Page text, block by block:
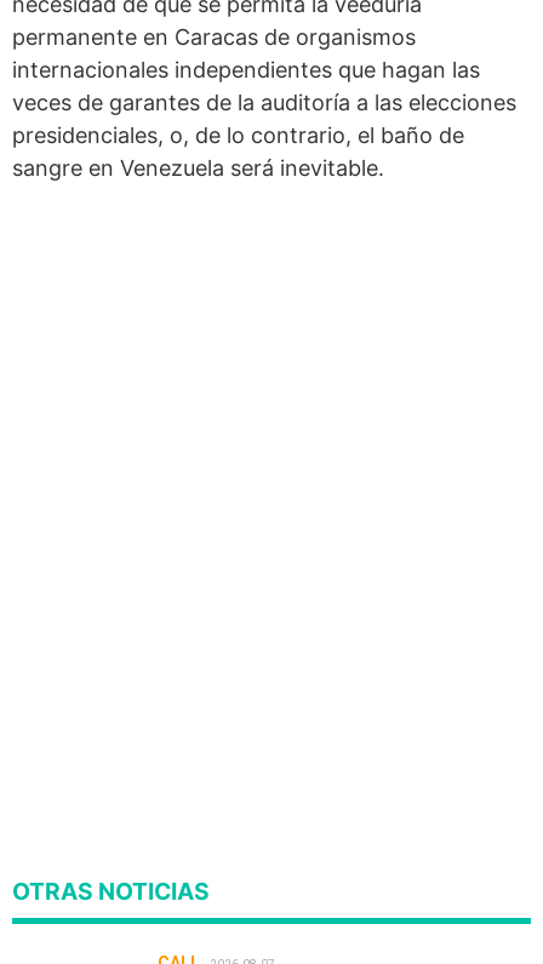
permanente en Caracas de organismos
internacionales independientes que hagan las
veces de garantes de la auditoría a las elecciones
presidenciales, o, de lo contrario, el baño de
sangre en Venezuela será inevitable.
OTRAS NOTICIAS